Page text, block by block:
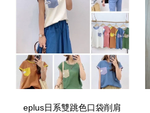
eplus日系雙跳色口袋削肩